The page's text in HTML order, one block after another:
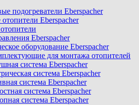
подогреватели Eberspacher
Eberspacher
Eberspacher
оборудование Eberspacher
для монтажа отопителей
система Eberspacher
система Eberspacher
система Eberspacher
система Eberspacher
система Eberspacher